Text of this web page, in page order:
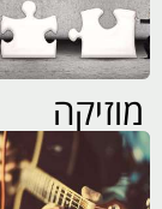
מוזיקה